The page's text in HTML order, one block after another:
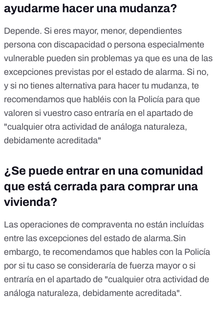
ayudarme hacer una mudanza?
Depende. Si eres mayor, menor, dependientes
persona con discapacidad o persona especialmente
vulnerable pueden sin problemas ya que es una de las
excepciones previstas por el estado de alarma. Si no,
y si no tienes alternativa para hacer tu mudanza, te
recomendamos que habléis con la Policía para que
valoren si vuestro caso entraría en el apartado de
"cualquier otra actividad de análoga naturaleza,
debidamente acreditada"
¿Se puede entrar en una comunidad
que está cerrada para comprar una
vivienda?
Las operaciones de compraventa no están incluídas
entre las excepciones del estado de alarma.Sin
embargo, te recomendamos que hables con la Policía
por si tu caso se consideraría de fuerza mayor o si
entraría en el apartado de "cualquier otra actividad de
análoga naturaleza, debidamente acreditada".